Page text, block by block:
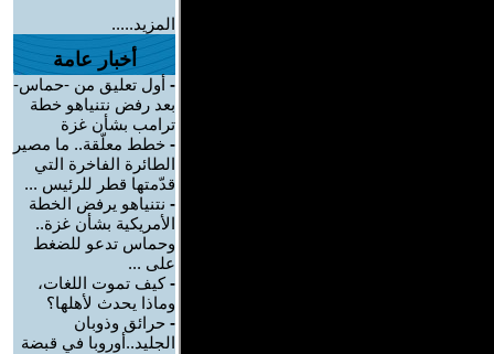
المزيد.....
أخبار عامة
- أول تعليق من -حماس-
بعد رفض نتنياهو خطة
ترامب بشأن غزة
- خطط معلّقة.. ما مصير
الطائرة الفاخرة التي
قدّمتها قطر للرئيس ...
- نتنياهو يرفض الخطة
الأمريكية بشأن غزة..
وحماس تدعو للضغط
على ...
-كيف تموت اللغات،
وماذا يحدث لأهلها؟
- حرائق وذوبان
الجليد..أوروبا في قبضة